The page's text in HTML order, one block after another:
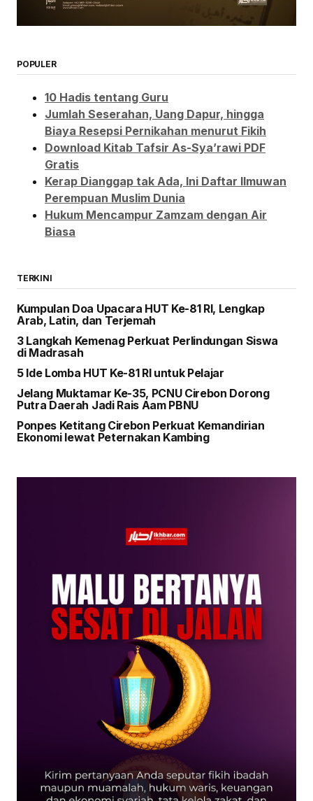
POPULER
10 Hadis tentang Guru
Jumlah Seserahan, Uang Dapur, hingga
Biaya Resepsi Pernikahan menurut Fikih
Download Kitab Tafsir As-Sya’rawi PDF
Gratis
Kerap Dianggap tak Ada, Ini Daftar Ilmuwan
Perempuan Muslim Dunia
Hukum Mencampur Zamzam dengan Air
Biasa
TERKINI
Kumpulan Doa Upacara HUT Ke-81 RI, Lengkap
Arab, Latin, dan Terjemah
3 Langkah Kemenag Perkuat Perlindungan Siswa
di Madrasah
5 Ide Lomba HUT Ke-81 RI untuk Pelajar
Jelang Muktamar Ke-35, PCNU Cirebon Dorong
Putra Daerah Jadi Rais Aam PBNU
Ponpes Ketitang Cirebon Perkuat Kemandirian
Ekonomi lewat Peternakan Kambing